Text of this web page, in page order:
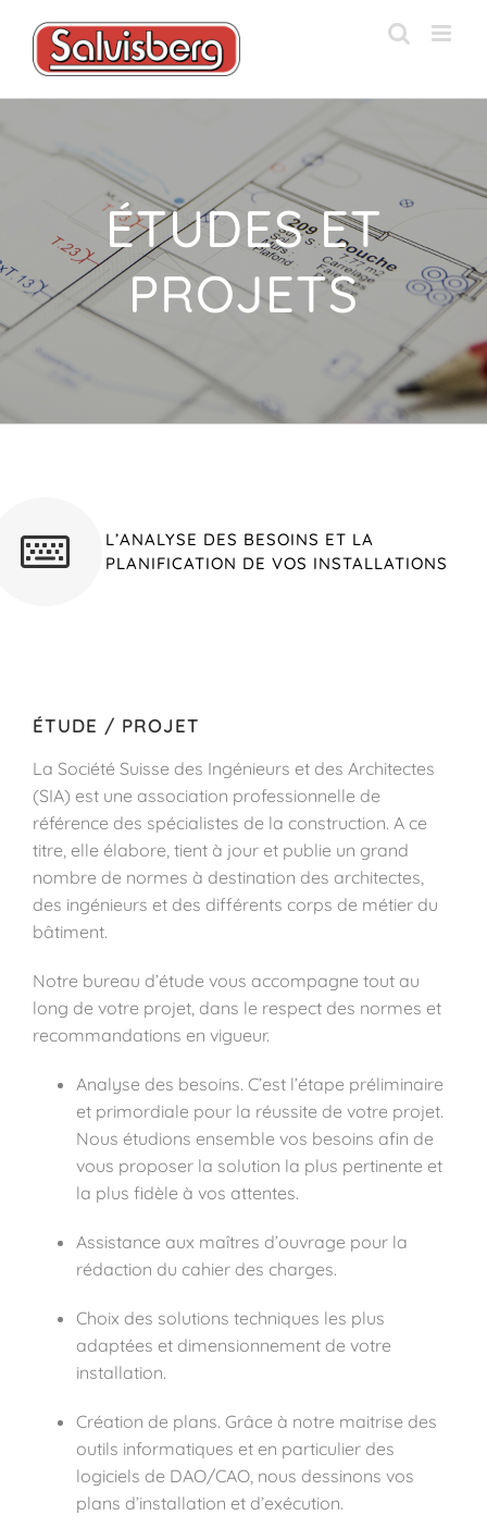
contenu
ÉTUDES ET
PROJETS
L’ANALYSE DES BESOINS ET LA
PLANIFICATION DE VOS INSTALLATIONS
ÉTUDE / PROJET
La Société Suisse des Ingénieurs et des Architectes
(SIA) est une association professionnelle de
référence des spécialistes de la construction. A ce
titre, elle élabore, tient à jour et publie un grand
nombre de normes à destination des architectes,
des ingénieurs et des différents corps de métier du
bâtiment.
Notre bureau d’étude vous accompagne tout au
long de votre projet, dans le respect des normes et
recommandations en vigueur.
Analyse des besoins. C’est l’étape préliminaire
et primordiale pour la réussite de votre projet.
Nous étudions ensemble vos besoins afin de
vous proposer la solution la plus pertinente et
la plus fidèle à vos attentes.
Assistance aux maîtres d’ouvrage pour la
rédaction du cahier des charges.
Choix des solutions techniques les plus
adaptées et dimensionnement de votre
installation.
Création de plans. Grâce à notre maitrise des
outils informatiques et en particulier des
logiciels de DAO/CAO, nous dessinons vos
plans d’installation et d’exécution.